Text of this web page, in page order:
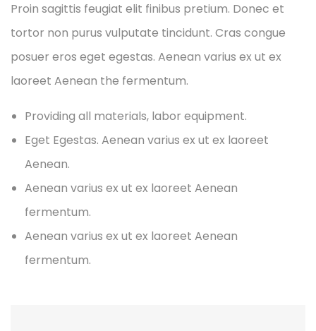
Proin sagittis feugiat elit finibus pretium. Donec et
tortor non purus vulputate tincidunt. Cras congue
posuer eros eget egestas. Aenean varius ex ut ex
laoreet Aenean the fermentum.
Providing all materials, labor equipment.
Eget Egestas. Aenean varius ex ut ex laoreet
Aenean.
Aenean varius ex ut ex laoreet Aenean
fermentum.
Aenean varius ex ut ex laoreet Aenean
fermentum.